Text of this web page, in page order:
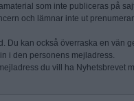
som inte publiceras på
och lämnar inte ut
Du kan också överraska en vän
i den personens mejladress.
du vill ha Nyhetsbrevet